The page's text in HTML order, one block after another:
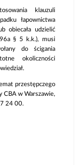
klauzuli
łapownictwa
obiecała udzielić
§ 5 k.k.), musi
do ścigania
okoliczności
przestępczego
CBA w Warszawie,
24 00.